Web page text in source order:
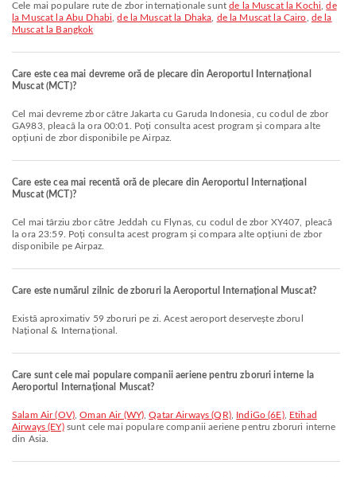
Cele mai populare rute de zbor internaționale suntde la Muscat la Kochi ,de
la Muscat la Abu Dhabi ,de la Muscat la Dhaka de la Muscat la Cairo de la
Muscat la Bangkok
Care este cea mai devreme oră de plecare din Aeroportul Internațional
Muscat (MCT)?
Cel mai devreme zbor către Jakarta cu Garuda Indonesia, cu codul de zbor
GA983, pleacă la ora 00:01. Poți consulta acest program și compara alte
opțiuni de zbor disponibile pe Airpaz.
Care este cea mai recentă oră de plecare din Aeroportul Internațional
Muscat (MCT)?
Cel mai târziu zbor către Jeddah cu Flynas, cu codul de zbor XY407, pleacă
la ora 23:59. Poți consulta acest program și compara alte opțiuni de zbor
disponibile pe Airpaz.
Care este numărul zilnic de zboruri la Aeroportul Internațional Muscat?
Există aproximativ 59 zboruri pe zi. Acest aeroport deservește zborul
Național & Internațional.
Care sunt cele mai populare companii aeriene pentru zboruri interne la
Aeroportul Internațional Muscat?
Salam Air (OV),Oman Air (WY) ,Qatar Airways (QR), IndiGo (6E), Etihad
Airways (EY)sunt cele mai populare companii aeriene pentru zboruri interne
din Asia.